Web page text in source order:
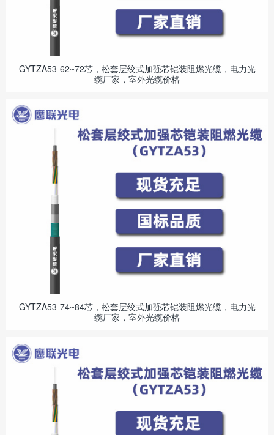
GYTZA53-62~72芯，松套层绞式加强芯铠装阻燃光缆，电力光
缆厂家，室外光缆价格
GYTZA53-74~84芯，松套层绞式加强芯铠装阻燃光缆，电力光
缆厂家，室外光缆价格